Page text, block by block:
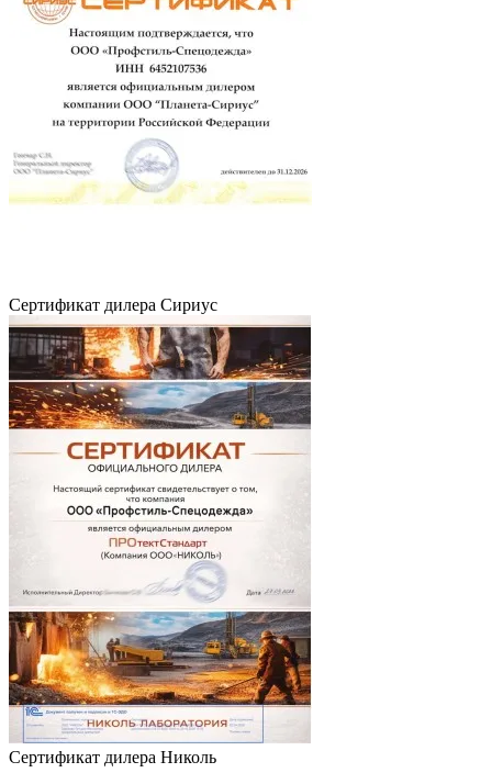
Сертификат дилера Сириус
Сертификат дилера Николь